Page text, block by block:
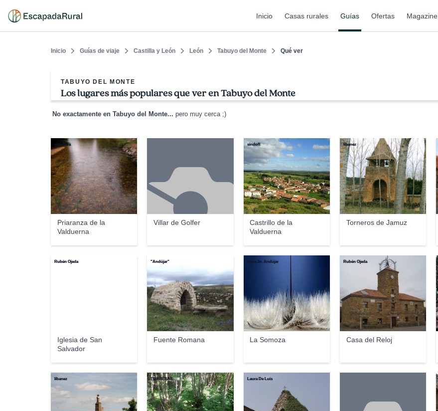
Inicio Casas rurales Guías Ofertas Magazine
Inicio Guías de viaje Castilla y León León Tabuyo del Monte Qué ver
TABUYO DEL MONTE
Los lugares más populares que ver en Tabuyo del Monte
No exactamente en Tabuyo del Monte... pero muy cerca ;)
Priaranza de la
Valduerna
cisastura
Villar de Golfer
Castrillo de la
Valduerna
sindofl
Torneros de Jamuz
libanez
Iglesia de San
Salvador
Rubén Ojeda
Fuente Romana
"Andújar"
La Somoza
Juan Jo. Andújar
Casa del Reloj
Rubén Ojeda
libanez TRAVIESAS Laura De Luis